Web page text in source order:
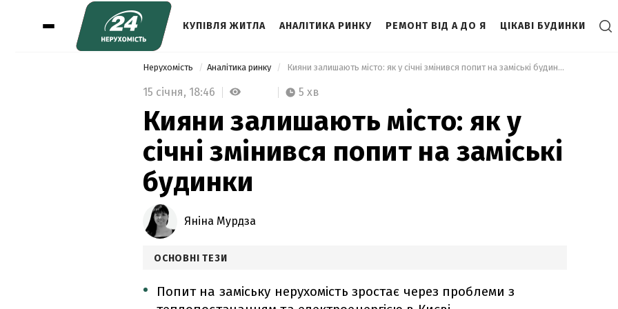
КУПІВЛЯ ЖИТЛА АНАЛІТИКА РИНКУ РЕМОНТ ВІД А ДО Я ЦІКАВІ БУДИНКИ
Нерухомість Аналітика ринку Кияни залишають місто: як у січні змінився попит на заміські будинки
15 січня, 18:46 5 хв
Кияни залишають місто: як у
січні змінився попит на заміські
будинки
Яніна Мурдза
ОСНОВНІ ТЕЗИ
Попит на заміську нерухомість зростає через проблеми з